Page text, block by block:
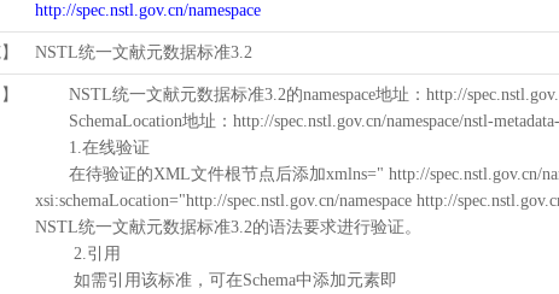
http://spec.nstl.gov.cn/namespace
NSTL统一文献元数据标准3.2
NSTL统一文献元数据标准3.2的namespace地址：http://
SchemaLocation地址：http://spec.nstl.gov.cn/namespace/nstl-
1.在线验证
在待验证的XML文件根节点后添加xmlns=" http://spec.nstl.gov.cn/
xsi:schemaLocation="http://spec.nstl.gov.cn/namespace http://
NSTL统一文献元数据标准3.2的语法要求进行验证。
2.引用
如需引用该标准，可在Schema中添加元素即